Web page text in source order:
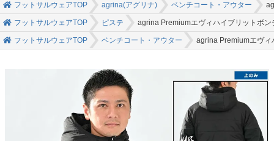
フットサルウェアTOP agrina(アグリナ) ベンチコート・アウター
フットサルウェアTOP ピステ agrina Premiumエヴィハイブリットボ
フットサルウェアTOP ベンチコート・アウター agrina Premiumエヴィ